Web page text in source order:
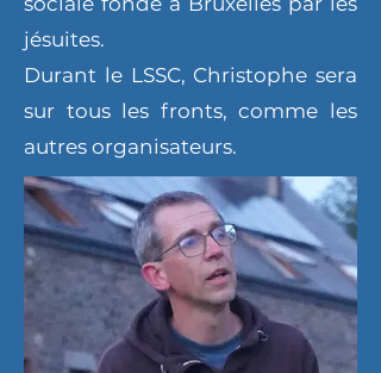
jésuites.
Durant le LSSC, Christophe sera
sur tous les fronts, comme les
autres organisateurs.